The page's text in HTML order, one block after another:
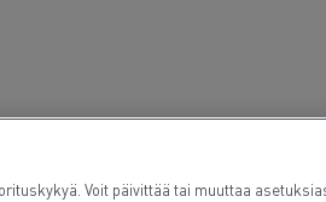
Voit päivittää tai muuttaa